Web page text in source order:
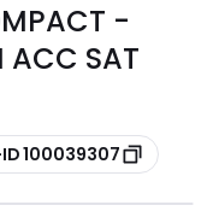
-
SAT
100039307